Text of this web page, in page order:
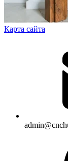
Карта сайта